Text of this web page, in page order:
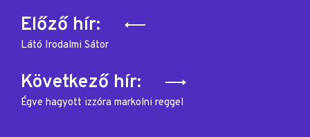
Bejegyzés
navigáció
Előző hír:
Látó Irodalmi Sátor
Következő hír:
Égve hagyott izzóra markolni reggel